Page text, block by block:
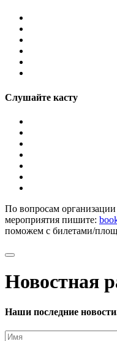
Слушайте касту
По вопросам
мероприятия пишите:
поможем с билетами/
Новостная
Наши последние